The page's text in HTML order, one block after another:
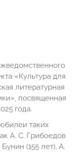
«Культура для
литературная
посвященная
года.
таких
А. С. Грибоедов
(155 лет), А.